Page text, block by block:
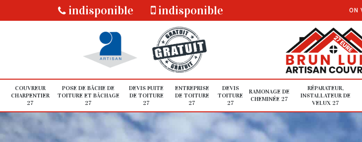
indisponible indisponible ON
COUVREUR
CHARPENTIER
27
POSE DE BÂCHE DE
TOITURE ET BÂCHAGE
27
DEVIS FUITE
DE TOITURE
27
ENTREPRISE
DE TOITURE
27
DEVIS
TOITURE
27
RAMONAGE DE
CHEMINÉE 27
RÉPARATEUR,
INSTALLATEUR DE
VELUX 27